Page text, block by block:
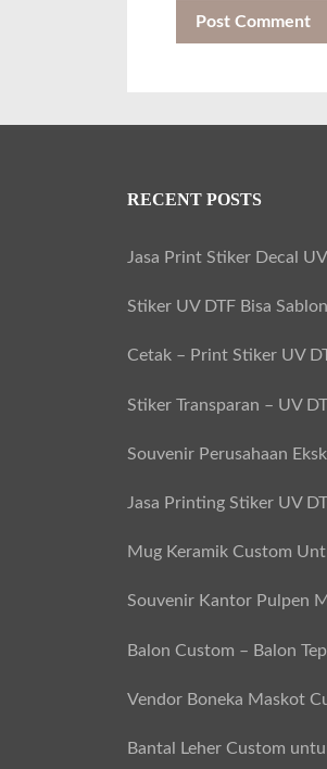
RECENT POSTS
Jasa Print Stiker Decal
Stiker UV DTF Bisa
Cetak – Print Stiker UV
Stiker Transparan – UV
Souvenir Perusahaan
Jasa Printing Stiker UV
Mug Keramik Custom
Souvenir Kantor Pulpen
Balon Custom – Balon
Vendor Boneka Maskot
Bantal Leher Custom